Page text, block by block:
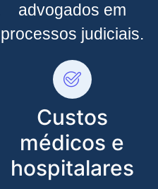
advogados em
processos judiciais.
Custos
médicos e
hospitalares